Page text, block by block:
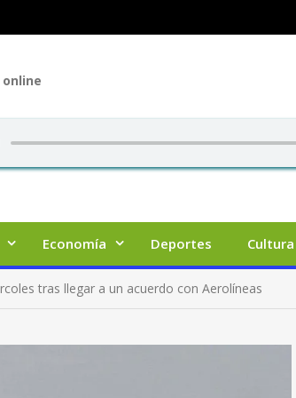
online
Economía Deportes Cultura
tras llegar a un acuerdo con Aerolíneas